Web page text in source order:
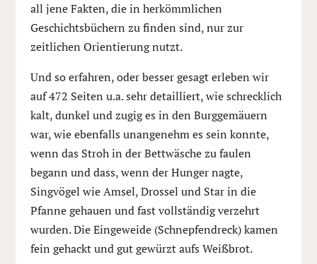
all jene Fakten, die in herkömmlichen
Geschichtsbüchern zu finden sind, nur zur
zeitlichen Orientierung nutzt.
Und so erfahren, oder besser gesagt erleben wir
auf 472 Seiten u.a. sehr detailliert, wie schrecklich
kalt, dunkel und zugig es in den Burggemäuern
war, wie ebenfalls unangenehm es sein konnte,
wenn das Stroh in der Bettwäsche zu faulen
begann und dass, wenn der Hunger nagte,
Singvögel wie Amsel, Drossel und Star in die
Pfanne gehauen und fast vollständig verzehrt
wurden. Die Eingeweide (Schnepfendreck) kamen
fein gehackt und gut gewürzt aufs Weißbrot.